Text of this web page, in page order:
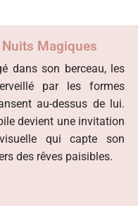
Magiques
dans son berceau, les
par les formes
au-dessus de lui.
devient une invitation
qui capte son
des rêves paisibles.